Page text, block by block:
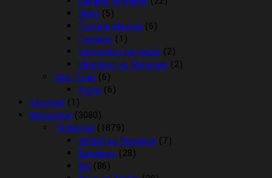
Skåle (5)
Terrarie tilbehør (6)
Terrarier (1)
Varmesten og plader (2)
Vitaminer og Mineraler (2)
Vildt Fugle (6)
Foder (6)
Gavekort (1)
Rideudstyr (3080)
Til Hesten (1879)
Antibid og fluespray (7)
Bandager (28)
Bid (86)